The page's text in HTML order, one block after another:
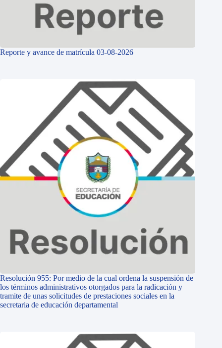
Reporte y avance de matrícula 03-08-2026
Resolución 955: Por medio de la cual ordena la suspensión de
los términos administrativos otorgados para la radicación y
tramite de unas solicitudes de prestaciones sociales en la
secretaria de educación departamental